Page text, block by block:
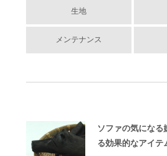
生地
メンテナンス
ソファの気にな
る効果的なアイテ